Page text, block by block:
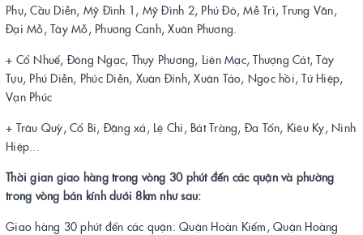
Phụ, Cầu Diễn, Mỹ Đình 1, Mỹ Đình 2, Phú Đô, Mễ Trì, Trung Văn,
Đại Mỗ, Tây Mỗ, Phương Canh, Xuân Phương.
+ Cổ Nhuế, Đông Ngạc, Thụy Phương, Liên Mạc, Thượng Cát, Tây
Tựu, Phú Diễn, Phúc Diễn, Xuân Đỉnh, Xuân Tảo, Ngọc hồi, Tứ Hiệp,
Vạn Phúc
+ Trâu Quỳ, Cổ Bi, Đặng xá, Lệ Chi, Bát Tràng, Đa Tốn, Kiêu Kỵ, Ninh
Hiệp...
Thời gian giao hàng trong vòng 30 phút đến các quận và phường
trong vòng bán kính dưới 8km như sau:
Giao hàng 30 phút đến các quận: Quận Hoàn Kiếm, Quận Hoàng